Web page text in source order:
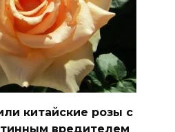
китайские розы с
вредителем